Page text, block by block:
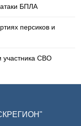
БПЛА
персиков и
участника СВО